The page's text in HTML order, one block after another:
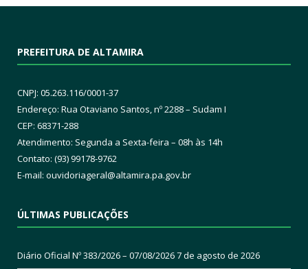
PREFEITURA DE ALTAMIRA
CNPJ: 05.263.116/0001-37
Endereço: Rua Otaviano Santos, nº 2288 – Sudam I
CEP: 68371-288
Atendimento: Segunda a Sexta-feira – 08h às 14h
Contato: (93) 99178-9762
E-mail: ouvidoriageral@altamira.pa.gov.br
ÚLTIMAS PUBLICAÇÕES
Diário Oficial Nº 383/2026 – 07/08/20267 de agosto de 2026